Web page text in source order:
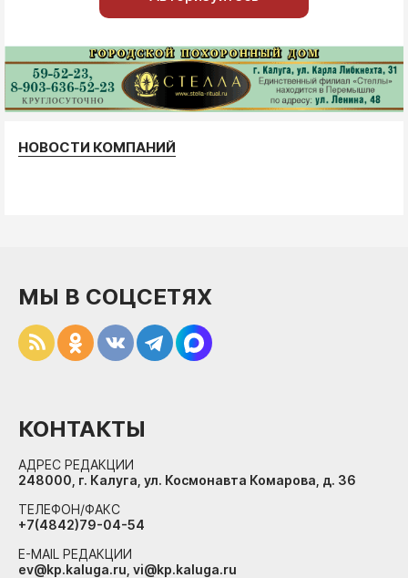
НОВОСТИ КОМПАНИЙ
МЫ В СОЦСЕТЯХ
КОНТАКТЫ
АДРЕС РЕДАКЦИИ
248000, г. Калуга, ул. Космонавта Комарова, д. 36
ТЕЛЕФОН/ФАКС
+7(4842)79-04-54
E-MAIL РЕДАКЦИИ
ev@kp.kaluga.ru, vi@kp.kaluga.ru